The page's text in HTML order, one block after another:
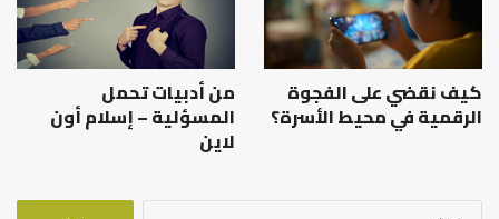
كيف نقضي على الفجوة
الرقمية في محيط الأسرة؟
من أدبيات تحمل
المسؤلية – إسلام أون
لاين
البحث